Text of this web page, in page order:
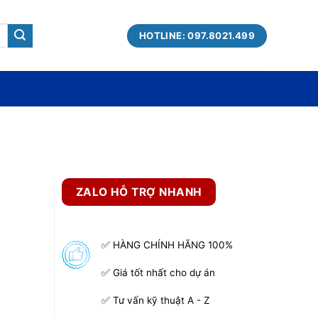
HOTLINE: 097.8021.499
ZALO HỖ TRỢ NHANH
✅ HÀNG CHÍNH HÃNG 100%
✅ Giá tốt nhất cho dự án
✅ Tư vấn kỹ thuật A - Z